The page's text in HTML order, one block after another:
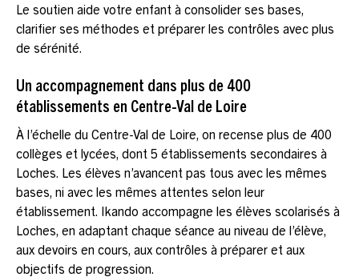
Le soutien aide votre enfant à consolider ses bases,
clarifier ses méthodes et préparer les contrôles avec plus
de sérénité.
Un accompagnement dans plus de 400
établissements en Centre-Val de Loire
À l’échelle du Centre-Val de Loire, on recense plus de 400
collèges et lycées, dont 5 établissements secondaires à
Loches. Les élèves n’avancent pas tous avec les mêmes
bases, ni avec les mêmes attentes selon leur
établissement. Ikando accompagne les élèves scolarisés à
Loches, en adaptant chaque séance au niveau de l’élève,
aux devoirs en cours, aux contrôles à préparer et aux
objectifs de progression.